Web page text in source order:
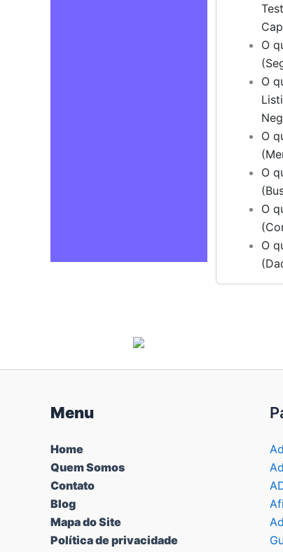
O
O
O
O
O
O
Menu
Home
Quem Somos
Contato
Blog
Mapa do Site
Política de privacidade